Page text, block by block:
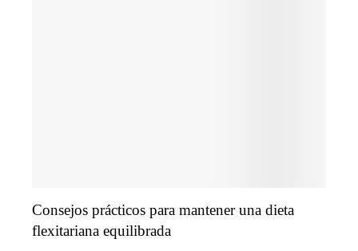
Consejos prácticos para mantener una dieta
flexitariana equilibrada